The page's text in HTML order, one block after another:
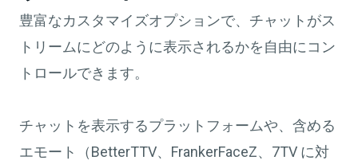
豊富なカスタマイズオプションで、チャットがス
トリームにどのように表示されるかを自由にコン
トロールできます。
チャットを表示するプラットフォームや、含める
エモート（BetterTTV、FrankerFaceZ、7TV に対